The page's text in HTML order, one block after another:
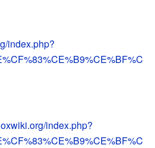
index.php?
index.php?